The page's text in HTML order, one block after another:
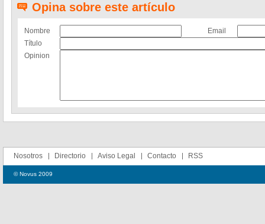
Opina sobre este artículo
Nombre
Email
Título
Opinion
Nosotros Directorio Aviso Legal Contacto RSS
© Novus 2009